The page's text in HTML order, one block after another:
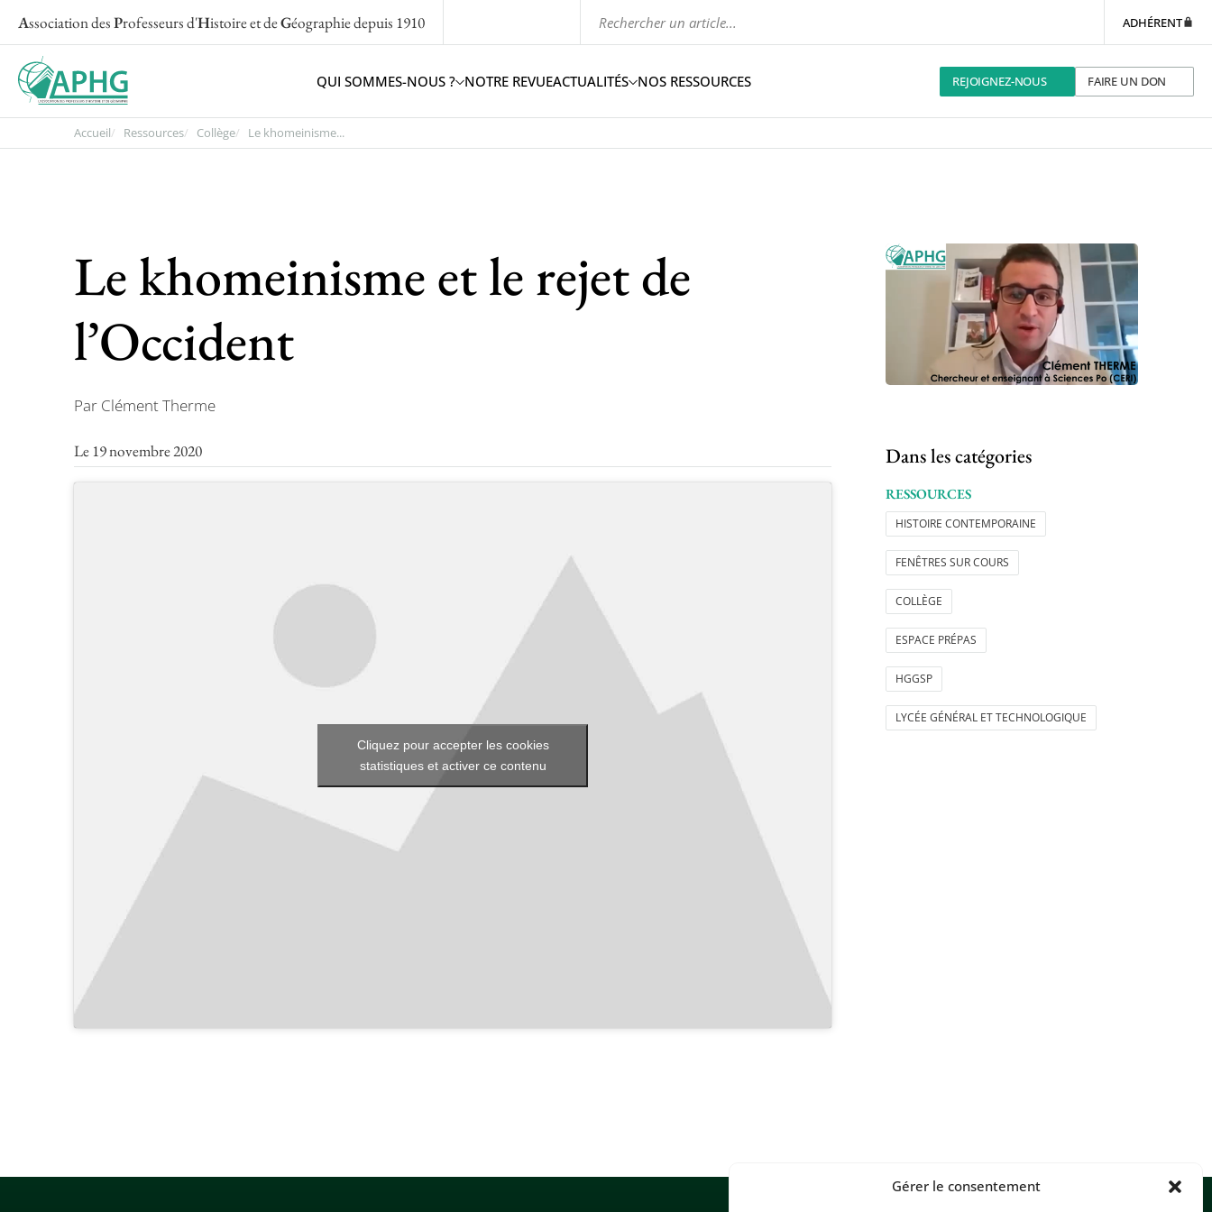
Gérer le consentement
Association desProfesseurs d'Histoire et deGéographiedepuis 1910 ADHÉRENT
QUI SOMMES-NOUS ? NOTRE REVUEACTUALITÉS NOS RESSOURCES REJOIGNEZ-NOUS FAIRE UN DON
Accueil Ressources Collège Le khomeinisme...
Le khomeinisme et le rejet de
l’Occident
Par Clément Therme
Le 19 novembre 2020
Cliquez pour accepter les cookies
statistiques et activer ce contenu
Dans les catégories
RESSOURCES
HISTOIRE CONTEMPORAINE
FENÊTRES SUR COURS
COLLÈGE
ESPACE PRÉPAS
HGGSP
LYCÉE GÉNÉRAL ET TECHNOLOGIQUE